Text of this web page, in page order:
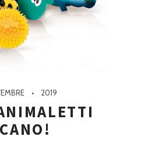
2019